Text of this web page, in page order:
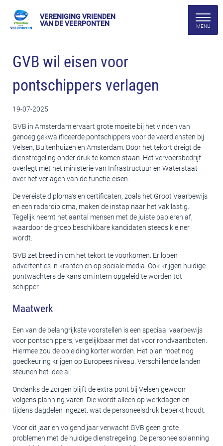
VERENIGING VRIENDEN
VAN DE VEERPONTEN
GVB wil eisen voor
pontschippers verlagen
19-07-2025
GVB in Amsterdam ervaart grote moeite bij het vinden van
genoeg gekwalificeerde pontschippers voor de veerdiensten bij
Velsen, Buitenhuizen en Amsterdam. Door het tekort dreigt de
dienstregeling onder druk te komen staan. Het vervoersbedrijf
overlegt met het ministerie van Infrastructuur en Waterstaat
over het verlagen van de functie-eisen.
De vereiste diploma’s en certificaten, zoals het Groot Vaarbewijs
en een radardiploma, maken de instap naar het vak lastig.
Tegelijk neemt het aantal mensen met de juiste papieren af,
waardoor de groep beschikbare kandidaten steeds kleiner
wordt.
GVB zet breed in om het tekort te voorkomen. Er lopen
advertenties in kranten en op sociale media. Ook krijgen huidige
pontwachters de kans om intern opgeleid te worden tot
schipper.
Maatwerk
Een van de belangrijkste voorstellen is een speciaal vaarbewijs
voor pontschippers, vergelijkbaar met dat voor rondvaartboten.
Hiermee zou de opleiding korter worden. Het plan moet nog
goedkeuring krijgen op Europees niveau. Verschillende landen
steunen het idee al.
Ondanks de zorgen blijft de extra pont bij Velsen gewoon
volgens planning varen. Die wordt alleen op werkdagen en
tijdens dagdelen ingezet, wat de personeelsdruk beperkt houdt.
Voor dit jaar en volgend jaar verwacht GVB geen grote
problemen met de huidige dienstregeling. De personeelsplanning